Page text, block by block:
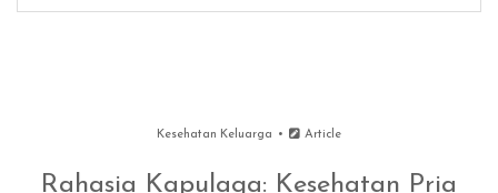
Kesehatan Keluarga Article
Rahasia Kapulaga: Kesehatan Pria